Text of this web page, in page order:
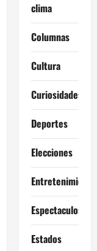
clima
Columnas
Cultura
Curiosidades
Deportes
Elecciones
Entretenimiento
Espectaculos
Estados